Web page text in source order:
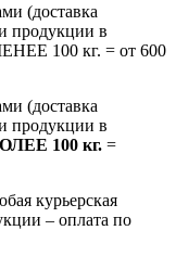
(доставка
продукции в
100 кг. = от 600
(доставка
продукции в
100 кг. =
курьерская
– оплата по